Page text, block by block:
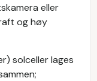
eller
og høy
solceller lages